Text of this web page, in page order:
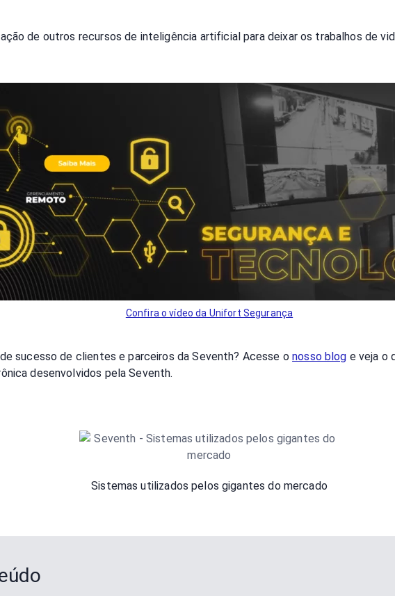
de outros recursos de inteligência artificial para deixar os trabalhos de
Confira o vídeo da Unifort Segurança
sucesso de clientes e parceiros da Seventh? Acesse onosso blog e veja o
desenvolvidos pela Seventh.
Sistemas utilizados pelos gigantes do mercado